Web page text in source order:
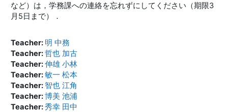
など）は，学務課への連絡を忘れずにしてください（期限3
月5日まで）．
Teacher: 明 中務
Teacher:哲也 加古
Teacher:伸雄 小林
Teacher:敏一 松本
Teacher: 智也 江角
Teacher:博美 池浦
Teacher:秀幸 田中